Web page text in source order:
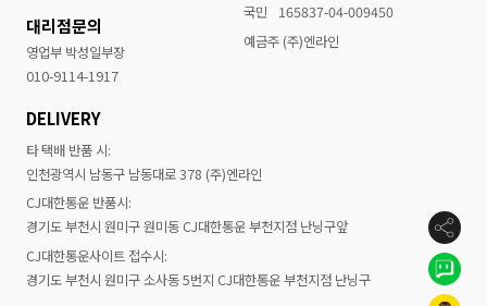
대리점문의
영업부 박성일부장
010-9114-1917
국민
165837-04-009450
예금주 (주)엔라인
DELIVERY
타 택배 반품 시:
인천광역시 남동구 남동대로 378 (주)엔라인
CJ대한통운 반품시:
경기도 부천시 원미구 원미동 CJ대한통운 부천지점 난닝구앞
CJ대한통운사이트 접수시:
경기도 부천시 원미구 소사동 5번지 CJ대한통운 부천지점 난닝구